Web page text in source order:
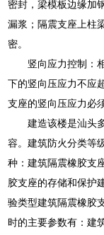
密封，梁模板边缘加
漏浆；隔震支座上柱
密。
竖向应力控制：
下的竖向压应力不应
支座的竖向压应力必
建造该楼是汕头
容。建筑防火分类等
种：建筑隔震橡胶支
胶支座的存储和保护
验类型建筑隔震橡胶
时的主要参数有：建